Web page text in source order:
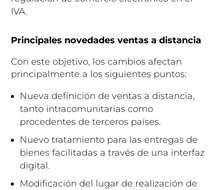
IVA.
Principales novedades ventas a distancia
Con este objetivo, los cambios afectan
principalmente a los siguientes puntos:
Nueva definición de ventas a distancia,
tanto intracomunitarias como
procedentes de terceros países.
Nuevo tratamiento para las entregas de
bienes facilitadas a través de una interfaz
digital.
Modificación del lugar de realización de